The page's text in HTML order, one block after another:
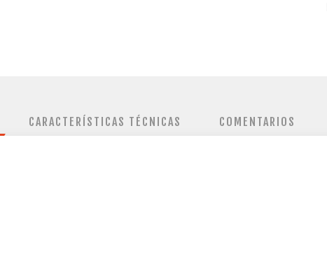
CARACTERÍSTICAS TÉCNICAS COMENTARIOS